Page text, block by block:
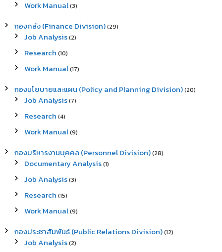
Work Manual(3)
กองคลัง (Finance Division)(29)
Job Analysis(2)
Research (10)
Work Manual(17)
กองนโยบายและแผน (Policy and Planning Division)(20)
Job Analysis(7)
Research (4)
Work Manual(9)
กองบริหารงานบุคคล (Personnel Division)(28)
Documentary Analysis(1)
Job Analysis(3)
Research (15)
Work Manual(9)
กองประชาสัมพันธ์ (Public Relations Division)(12)
Job Analysis(2)